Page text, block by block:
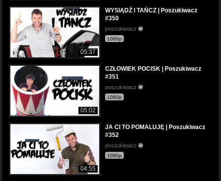
05:37
WYSIĄDŹ I TAŃCZ | Poszukiwacz
#350
poszukiwacz
1080p
05:02
CZŁOWIEK POCISK | Poszukiwacz
#351
poszukiwacz
1080p
04:55
JA CI TO POMALUJĘ | Poszukiwacz
#352
poszukiwacz
1080p